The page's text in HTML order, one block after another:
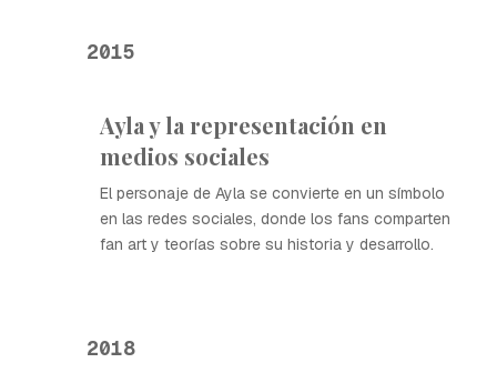
2015
Ayla y la representación en
medios sociales
El personaje de Ayla se convierte en un símbolo
en las redes sociales, donde los fans comparten
fan art y teorías sobre su historia y desarrollo.
2018